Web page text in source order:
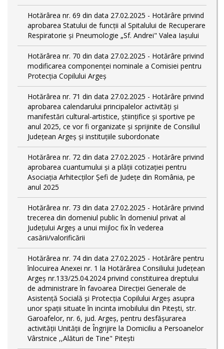
Hotărârea nr. 69 din data 27.02.2025 - Hotărâre privind
aprobarea Statului de funcţii al Spitalului de Recuperare
Respiratorie și Pneumologie „Sf. Andrei" Valea Iașului
Hotărârea nr. 70 din data 27.02.2025 - Hotărâre privind
modificarea componenței nominale a Comisiei pentru
Protecția Copilului Argeș
Hotărârea nr. 71 din data 27.02.2025 - Hotărâre privind
aprobarea calendarului principalelor activităţi şi
manifestări cultural-artistice, ştiinţifice şi sportive pe
anul 2025, ce vor fi organizate şi sprijinite de Consiliul
Judeţean Argeş şi instituţiile subordonate
Hotărârea nr. 72 din data 27.02.2025 - Hotărâre privind
aprobarea cuantumului și a plății cotizației pentru
Asociația Arhitecților Șefi de Județe din România, pe
anul 2025
Hotărârea nr. 73 din data 27.02.2025 - Hotărâre privind
trecerea din domeniul public în domeniul privat al
Județului Argeș a unui mijloc fix în vederea
casării/valorificării
Hotărârea nr. 74 din data 27.02.2025 - Hotărâre pentru
înlocuirea Anexei nr. 1 la Hotărârea Consiliului Județean
Argeș nr.133/25.04.2024 privind constituirea dreptului
de administrare în favoarea Direcției Generale de
Asistență Socială și Protecția Copilului Argeș asupra
unor spații situate în incinta imobilului din Pitești, str.
Garoafelor, nr. 6, jud. Argeș, pentru desfășurarea
activității Unității de Îngrijire la Domiciliu a Persoanelor
Vârstnice ,,Alături de Tine" Pitești